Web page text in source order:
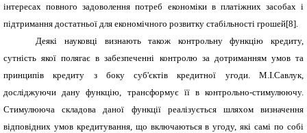
інтересах повного задоволення потреб економіки в платіжних засобах і
підтримання достатньої для економічного розвитку стабільності грошей[8].
Деякі науковці визнають також контрольну функцію кредиту,
сутність якої полягає в забезпеченні контролю за дотриманням умов та
принципів кредиту з боку суб'єктів кредитної угоди. М.І.Савлук,
досліджуючи дану функцію, трансформує її в контрольно-стимулюючу.
Стимулююча складова даної функції реалізується шляхом визначення
відповідних умов кредитування, що включаються в угоду, які самі по собі